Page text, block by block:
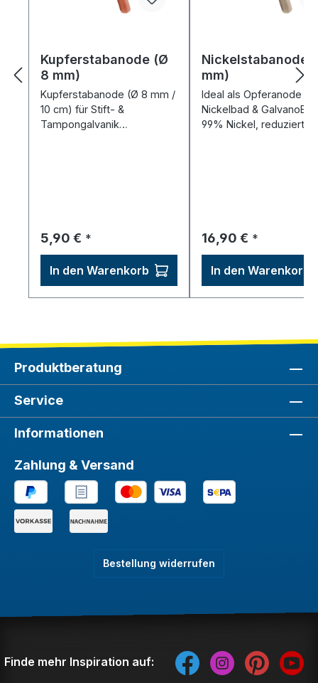
Kupferstabanode (Ø
8 mm)
Kupferstabanode (Ø 8 mm /
10 cm) für Stift- &
Tampongalvanik
Regulärer Preis:
5,90 € *
In den Warenkorb
Nickelstabanode
mm)
Ideal als Opferanode für
Nickelbad &
99% Nickel, reduziert
Regulärer Preis:
16,90 € *
In den Warenkorb
Produktberatung
Service
Informationen
Zahlung & Versand
Bestellung widerrufen
Finde mehr Inspiration auf: